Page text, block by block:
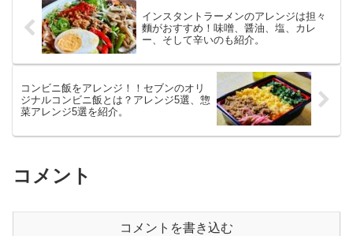
インスタントラーメンのアレンジは担々
麵がおすすめ！味噌、醤油、塩、カレ
ー、そして辛いのも紹介。
コンビニ飯をアレンジ！！セブンのオリ
ジナルコンビニ飯とは？アレンジ5選、惣
菜アレンジ5選を紹介。
コメント
コメントを書き込む